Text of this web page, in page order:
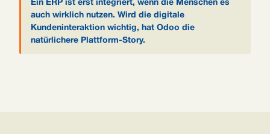
Ein ERP ist erst integriert, wenn die Menschen es
auch wirklich nutzen. Wird die digitale
Kundeninteraktion wichtig, hat Odoo die
natürlichere Plattform-Story.